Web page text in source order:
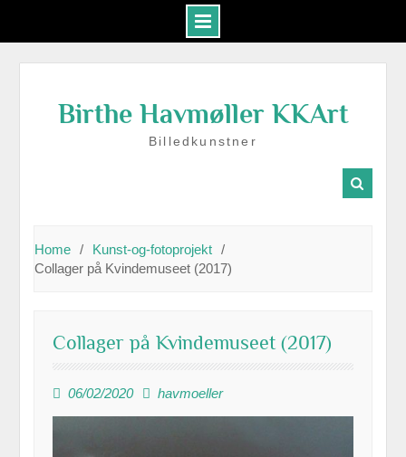
contentBirthe Havmøller KKArt
Billedkunstner
Home
Kunst-og-fotoprojekt
Collager på Kvindemuseet (2017)
Collager på Kvindemuseet (2017)
06/02/2020 havmoeller